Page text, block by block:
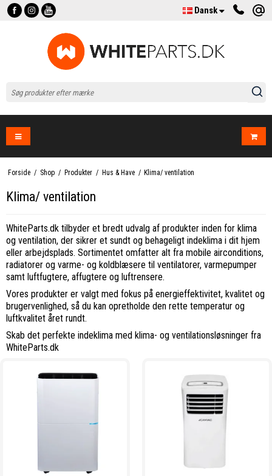
Dansk
Forside / Shop / Produkter / Hus & Have / Klima/ ventilation
Klima/ ventilation
WhiteParts.dk tilbyder et bredt udvalg af produkter inden for klima
og ventilation, der sikrer et sundt og behageligt indeklima i dit hjem
eller arbejdsplads. Sortimentet omfatter alt fra mobile airconditions,
radiatorer og varme- og koldblæsere til ventilatorer, varmepumper
samt luftfugtere, affugtere og luftrensere.
Vores produkter er valgt med fokus på energieffektivitet, kvalitet og
brugervenlighed, så du kan opretholde den rette temperatur og
luftkvalitet året rundt.
Skab det perfekte indeklima med klima- og ventilationsløsninger fra
WhiteParts.dk